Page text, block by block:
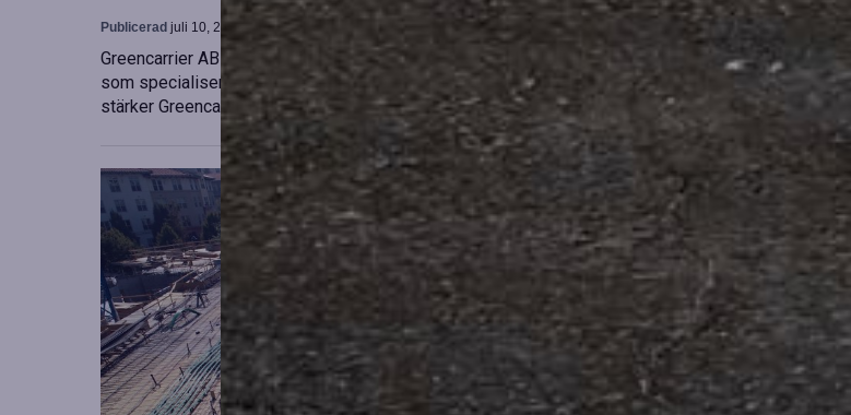
Publicerad juli 10, 2026
Greencarrier AB har förvärvat en majoritetsandel i Containerhandel CARU AB, ett svenskt företag
som specialiserar sig på försäljning, uthyrning och skräddarsydda containerlösningar. Detta förvärv
stärker Greencarriers ställning inom containersektorn och…